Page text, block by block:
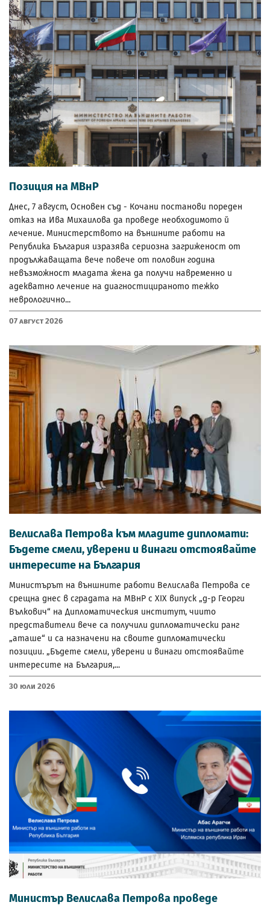
Позиция на МВнР
Днес, 7 август, Основен съд - Кочани постанови пореден
отказ на Ива Михаилова да проведе необходимото й
лечение. Министерството на външните работи на
Република България изразява сериозна загриженост от
продължаващата вече повече от половин година
невъзможност младата жена да получи навременно и
адекватно лечение на диагностицираното тежко
неврологично...
07 Август 2026
Велислава Петрова към младите дипломати:
Бъдете смели, уверени и винаги отстоявайте
интересите на България
Министърът на външните работи Велислава Петрова се
срещна днес в сградата на МВнР с XIX випуск „д-р Георги
Вълкович“ на Дипломатическия институт, чиито
представители вече са получили дипломатически ранг
„аташе“ и са назначени на своите дипломатически
позиции. „Бъдете смели, уверени и винаги отстоявайте
интересите на България,...
30 Юли 2026
Министър Велислава Петрова проведе